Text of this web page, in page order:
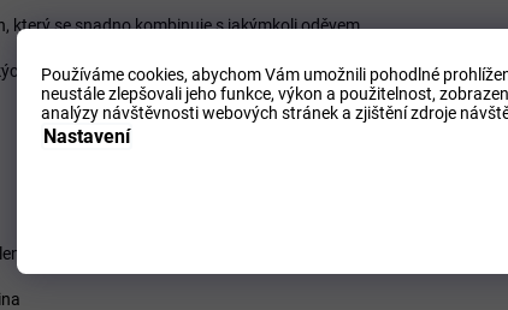
Používáme cookies, abychom Vám umožnili pohodlné
neustále zlepšovali jeho funkce, výkon a použitelnost,
analýzy návštěvnosti webových stránek a zjištění zdroje
Nastavení
který se snadno kombinuje s jakýmkoli oděvem.
velikostí.
pouze pro velikosti pro dospělé